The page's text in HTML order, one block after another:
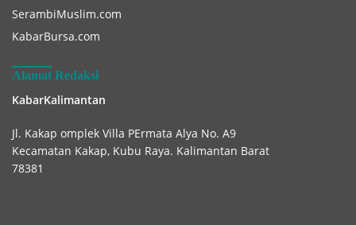
SerambiMuslim.com
KabarBursa.com
Alamat Redaksi
KabarKalimantan
Jl. Kakap omplek Villa PErmata Alya No. A9
Kecamatan Kakap, Kubu Raya. Kalimantan Barat
78381